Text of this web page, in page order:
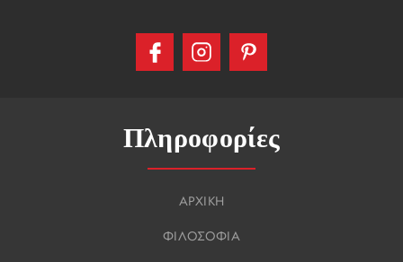
Πληροφορίες
ΑΡΧΙΚΗ
ΦΙΛΟΣΟΦΙΑ